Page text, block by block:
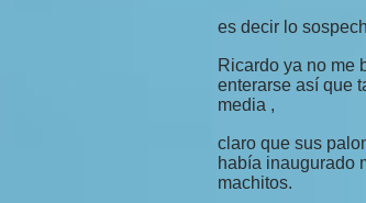
es decir lo
Ricardo ya no me
enterarse así que
media ,
claro que sus
había inaugurado
machitos.